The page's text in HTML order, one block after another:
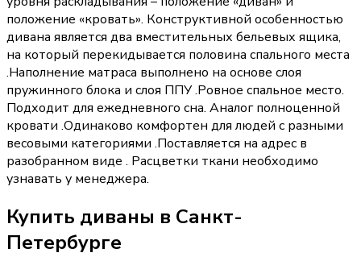
положение «кровать». Конструктивной особенностью
дивана является два вместительных бельевых ящика,
на который перекидывается половина спального места
.Наполнение матраса выполнено на основе слоя
пружинного блока и слоя ППУ .Ровное спальное место.
Подходит для ежедневного сна. Аналог полноценной
кровати .Одинаково комфортен для людей с разными
весовыми категориями .Поставляется на адрес в
разобранном виде . Расцветки ткани необходимо
узнавать у менеджера.
Купить диваны в Санкт-
Петербурге